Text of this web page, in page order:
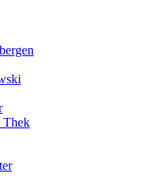
Thek